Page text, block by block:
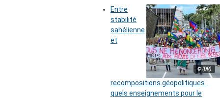
© (DR)
Entre
stabilité
sahélienne
et
recompositions géopolitiques :
quels enseignements pour le